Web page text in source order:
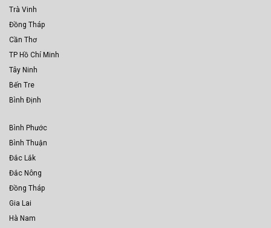
Trà Vinh
Đồng Tháp
Cần Thơ
TP Hồ Chí Minh
Tây Ninh
Bến Tre
Bình Định
Bình Phước
Bình Thuận
Đắc Lắk
Đắc Nông
Đồng Tháp
Gia Lai
Hà Nam